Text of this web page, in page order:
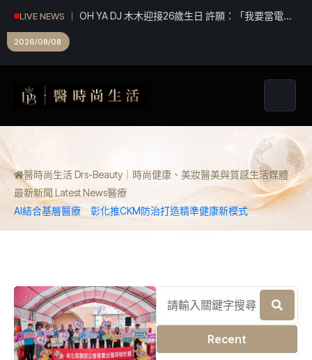
LIVE NEWS
《綜藝玩很大》全新企劃高潮迭起 張立東、大芭 冤
2026/08/08
醫時尚生活 Drs-Beauty｜時尚健康、美妝醫美與質感生活媒體
最新新聞 Latest News醫療
AI結合基層醫療 彰化推CKM防治打造精準健康新模式
Recent